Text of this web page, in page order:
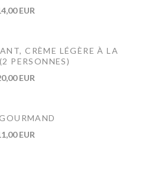
EUR
CRÈME LÉGÈRE À LA
PERSONNES)
EUR
EUR